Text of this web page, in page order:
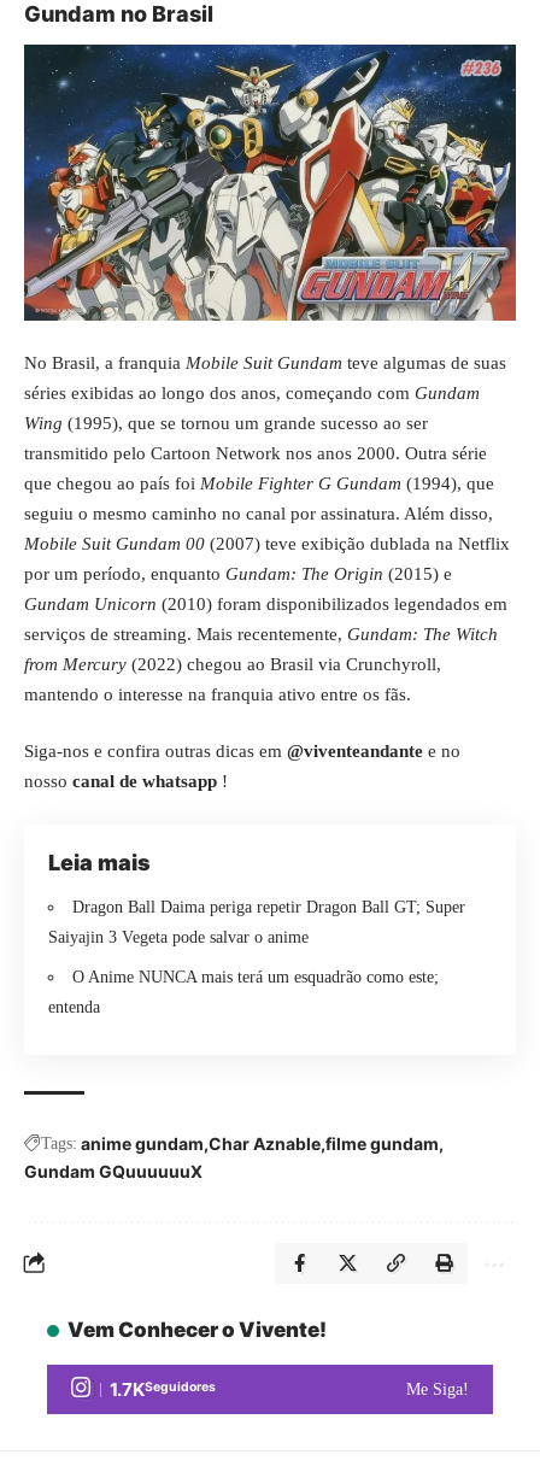
Gundam no Brasil
No Brasil, a franquia Mobile Suit Gundam teve algumas de suas
séries exibidas ao longo dos anos, começando com Gundam
Wing (1995), que se tornou um grande sucesso ao ser
transmitido pelo Cartoon Network nos anos 2000. Outra série
que chegou ao país foi Mobile Fighter G Gundam (1994), que
seguiu o mesmo caminho no canal por assinatura. Além disso,
Mobile Suit Gundam 00 (2007) teve exibição dublada na Netflix
por um período, enquanto Gundam: The Origin (2015) e
Gundam Unicorn (2010) foram disponibilizados legendados em
serviços de streaming. Mais recentemente, Gundam: The Witch
from Mercury (2022) chegou ao Brasil via Crunchyroll,
mantendo o interesse na franquia ativo entre os fãs.
Siga-nos e confira outras dicas em @viventeandante e no
nosso canal de whatsapp !
Leia mais
Dragon Ball Daima periga repetir Dragon Ball GT; Super
Saiyajin 3 Vegeta pode salvar o anime
O Anime NUNCA mais terá um esquadrão como este;
entenda
Tags: anime gundam Char Aznable filme gundam
Gundam GQuuuuuuX
Vem Conhecer o Vivente!
1.7KSeguidores Me Siga!